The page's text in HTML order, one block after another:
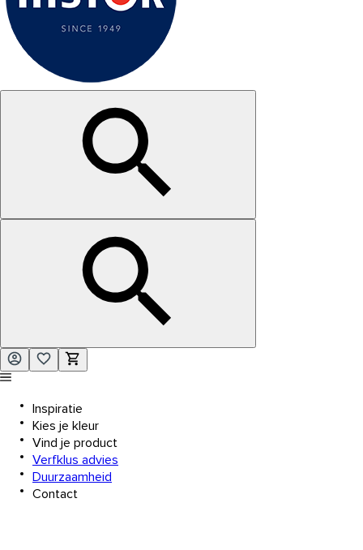
Inspiratie
Kies je kleur
Vind je product
Verfklus advies
Duurzaamheid
Contact